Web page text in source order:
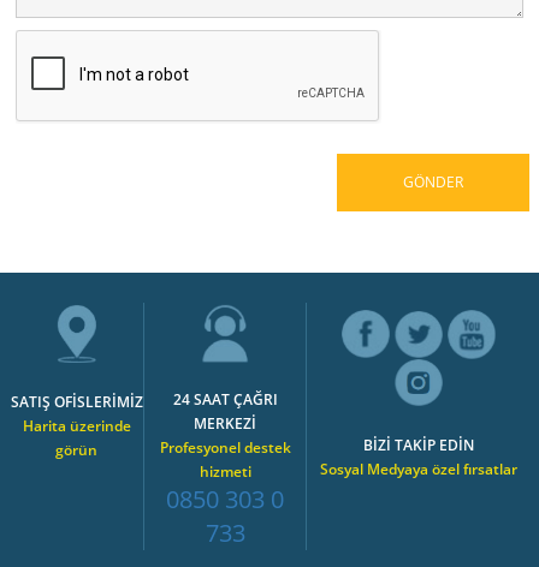
SATIŞ OFİSLERİMİZ
Harita üzerinde
görün
24 SAAT ÇAĞRI
MERKEZİ
Profesyonel destek
hizmeti
0850 303 0
733
BİZİ TAKİP EDİN
Sosyal Medyaya özel fırsatlar